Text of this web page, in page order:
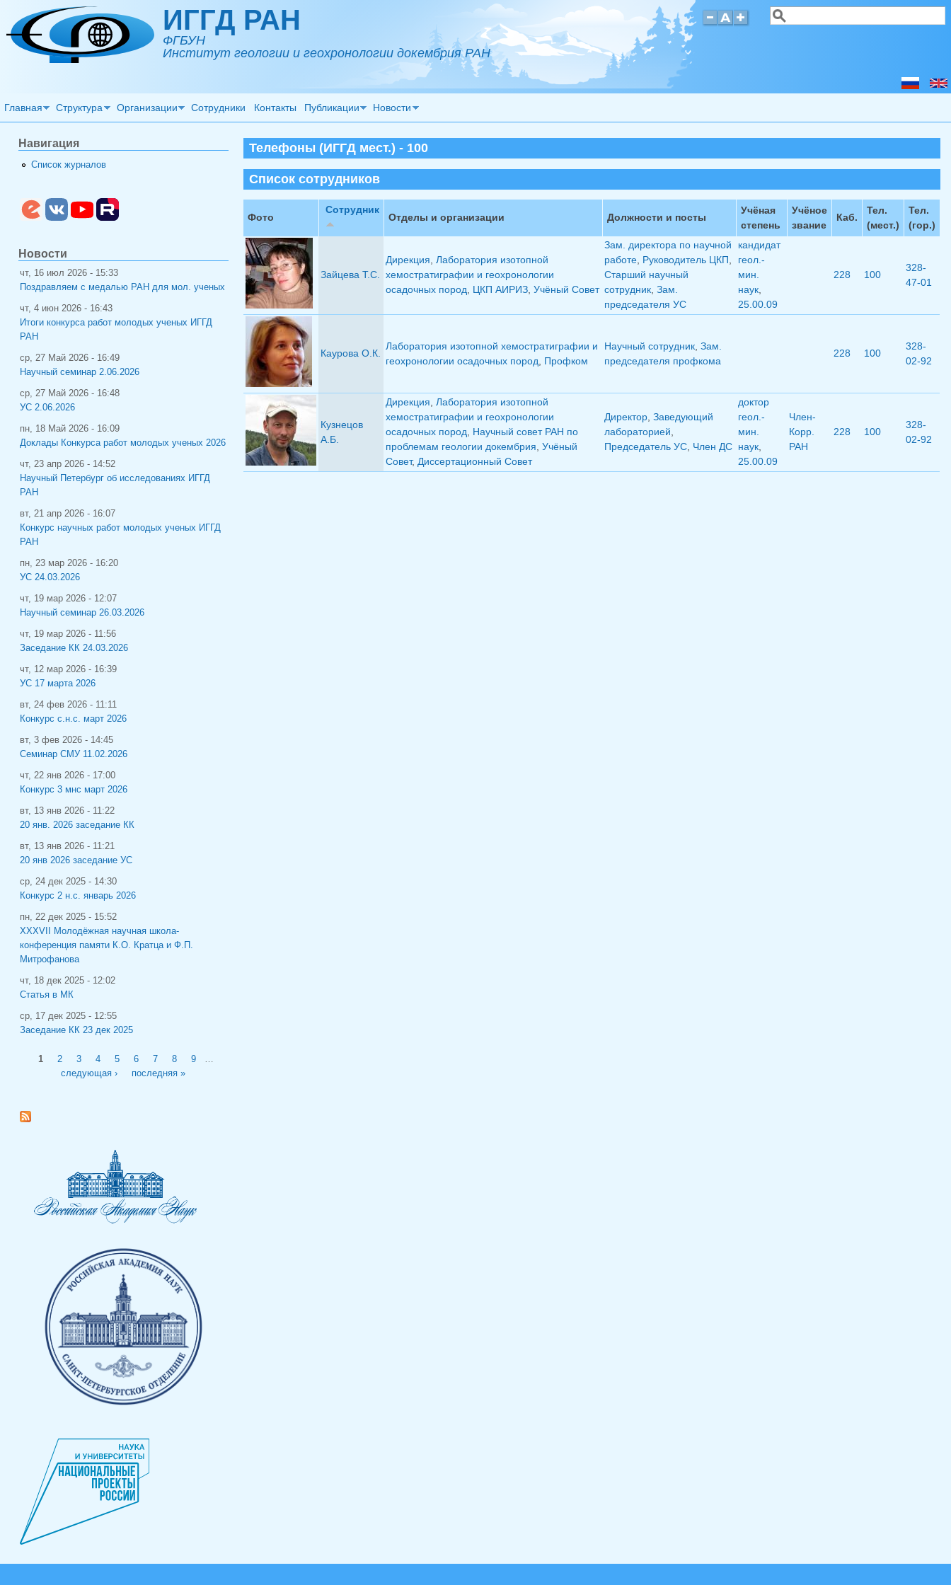
Перейти к основному содержанию ИГГД РАН
ФГБУН
Институт геологии и геохронологии докембрия РАН
Форма поиска
Поиск
Главная Структура Организации Сотрудники Контакты Публикации Новости
Телефоны (ИГГД мест.) - 100
Список сотрудников
Фото
Сотрудник
Отделы и организации Должности и посты
Учёная
степень
Учёное
звание
Каб.
Тел.
(мест.)
Тел.
(гор.)
Зайцева Т.С.
Дирекция, Лаборатория изотопной
хемостратиграфии и геохронологии
осадочных пород, ЦКП АИРИЗ, Учёный Совет
Зам. директора по научной
работе, Руководитель ЦКП,
Старший научный
сотрудник, Зам.
председателя УС
кандидат
геол.-
мин.
наук,
25.00.09
228 100
328-
47-01
Каурова О.К.
Лаборатория изотопной хемостратиграфии и
геохронологии осадочных пород, Профком
Научный сотрудник, Зам.
председателя профкома
228 100
328-
02-92
Кузнецов
А.Б.
Дирекция, Лаборатория изотопной
хемостратиграфии и геохронологии
осадочных пород, Научный совет РАН по
проблемам геологии докембрия, Учёный
Совет, Диссертационный Совет
Директор, Заведующий
лабораторией,
Председатель УС, Член ДС
доктор
геол.-
мин.
наук,
25.00.09
Член-
Корр.
РАН
228 100
328-
02-92
Навигация
Список журналов
Новости
чт, 16 июл 2026 - 15:33
Поздравляем с медалью РАН для мол. ученых
чт, 4 июн 2026 - 16:43
Итоги конкурса работ молодых ученых ИГГД
РАН
ср, 27 Май 2026 - 16:49
Научный семинар 2.06.2026
ср, 27 Май 2026 - 16:48
УС 2.06.2026
пн, 18 Май 2026 - 16:09
Доклады Конкурса работ молодых ученых 2026
чт, 23 апр 2026 - 14:52
Научный Петербург об исследованиях ИГГД
РАН
вт, 21 апр 2026 - 16:07
Конкурс научных работ молодых ученых ИГГД
РАН
пн, 23 мар 2026 - 16:20
УС 24.03.2026
чт, 19 мар 2026 - 12:07
Научный семинар 26.03.2026
чт, 19 мар 2026 - 11:56
Заседание КК 24.03.2026
чт, 12 мар 2026 - 16:39
УС 17 марта 2026
вт, 24 фев 2026 - 11:11
Конкурс с.н.с. март 2026
вт, 3 фев 2026 - 14:45
Семинар СМУ 11.02.2026
чт, 22 янв 2026 - 17:00
Конкурс 3 мнс март 2026
вт, 13 янв 2026 - 11:22
20 янв. 2026 заседание КК
вт, 13 янв 2026 - 11:21
20 янв 2026 заседание УС
ср, 24 дек 2025 - 14:30
Конкурс 2 н.с. январь 2026
пн, 22 дек 2025 - 15:52
XXXVII Молодёжная научная школа-
конференция памяти К.О. Кратца и Ф.П.
Митрофанова
чт, 18 дек 2025 - 12:02
Статья в МК
ср, 17 дек 2025 - 12:55
Заседание КК 23 дек 2025
Страницы
1 2 3 4 5 6 7 8 9
следующая ›
последняя »